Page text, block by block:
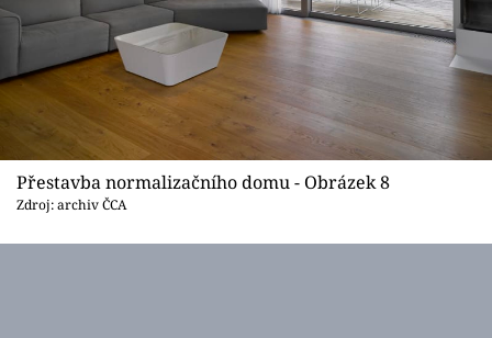
Přestavba normalizačního domu - Obrázek 8
Zdroj: archiv ČCA